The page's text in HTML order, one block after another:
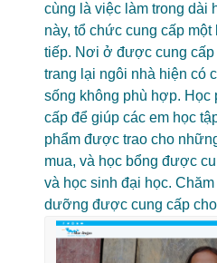
cùng là việc làm trong dài
này, tổ chức cung cấp
tiếp. Nơi ở được cung
trang lại ngôi nhà hiện có
sống không phù hợp.
cấp để giúp các em học
phẩm được trao cho
mua, và học bổng được
và học sinh đại học.
dưỡng được cung cấp